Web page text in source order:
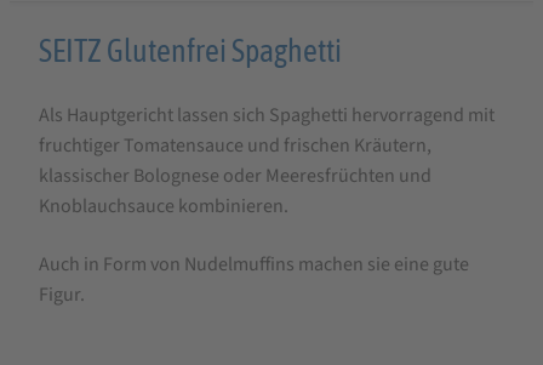
Produktbeschreibung
SEITZ
Glutenfrei
Spaghetti
SEITZ Glutenfrei Spaghetti
Als Hauptgericht lassen sich Spaghetti hervorragend mit
fruchtiger Tomatensauce und frischen Kräutern,
klassischer Bolognese oder Meeresfrüchten und
Knoblauchsauce kombinieren.
Auch in Form von Nudelmuffins machen sie eine gute
Figur.